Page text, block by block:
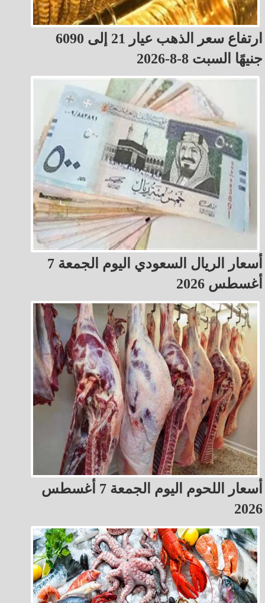
ارتفاع سعر الذهب عيار 21 إلى 6090
جنيهًا السبت 8-8-2026
أسعار الريال السعودي اليوم الجمعة 7
أغسطس 2026
أسعار اللحوم اليوم الجمعة 7 أغسطس
2026